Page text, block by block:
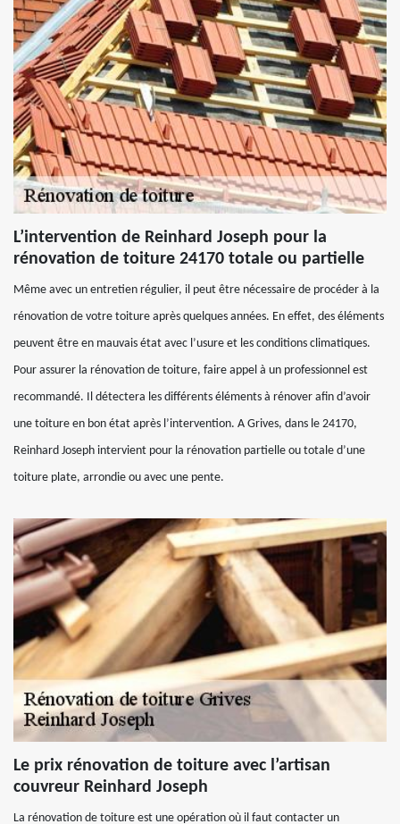
L’intervention de Reinhard Joseph pour la
rénovation de toiture 24170 totale ou partielle
Même avec un entretien régulier, il peut être nécessaire de procéder à la
rénovation de votre toiture après quelques années. En effet, des éléments
peuvent être en mauvais état avec l’usure et les conditions climatiques.
Pour assurer la rénovation de toiture, faire appel à un professionnel est
recommandé. Il détectera les différents éléments à rénover afin d’avoir
une toiture en bon état après l’intervention. A Grives, dans le 24170,
Reinhard Joseph intervient pour la rénovation partielle ou totale d’une
toiture plate, arrondie ou avec une pente.
Le prix rénovation de toiture avec l’artisan
couvreur Reinhard Joseph
La rénovation de toiture est une opération où il faut contacter un